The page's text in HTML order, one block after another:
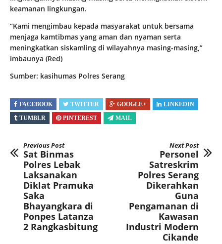
keamanan lingkungan.
“Kami mengimbau kepada masyarakat untuk bersama
menjaga kamtibmas yang aman dan nyaman serta
meningkatkan siskamling di wilayahnya masing-masing,”
imbaunya (Red)
Sumber: kasihumas Polres Serang
FACEBOOK TWITTER GOOGLE+
LINKEDIN
TUMBLR
PINTEREST MAIL
Previous Post
Sat Binmas
Polres Lebak
Laksanakan
Diklat Pramuka
Saka
Bhayangkara di
Ponpes Latanza
2 Rangkasbitung
Next Post
Personel
Satreskrim
Polres Serang
Dikerahkan
Guna
Pengamanan di
Kawasan
Industri Modern
Cikande